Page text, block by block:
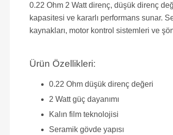
0.22 Ohm 2 Watt direnç, düşük direnç
kapasitesi ve kararlı performans sunar.
kaynakları, motor kontrol sistemleri ve
Ürün Özellikleri:
0.22 Ohm düşük direnç değeri
2 Watt güç dayanımı
Kalın film teknolojisi
Seramik gövde yapısı